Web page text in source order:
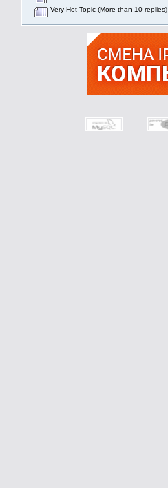
Very Hot Topic (More than 10 replies)